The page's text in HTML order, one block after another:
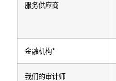
服务供应商
金融机构*
我们的审计师